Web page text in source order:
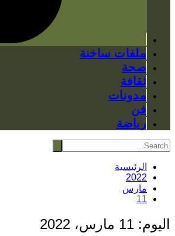
ملفات ساخنة
صحة
ثقافة
مدونات
فن
رياضة
الرئيسية
2022
مارس
11
اليوم: 11 مارس، 2022